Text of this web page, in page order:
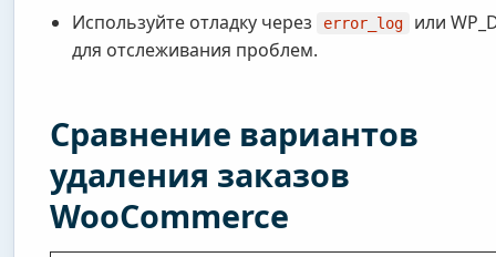
Используйте отладку через
error_log
или
для отслеживания проблем.
Сравнение вариантов
удаления заказов
WooCommerce